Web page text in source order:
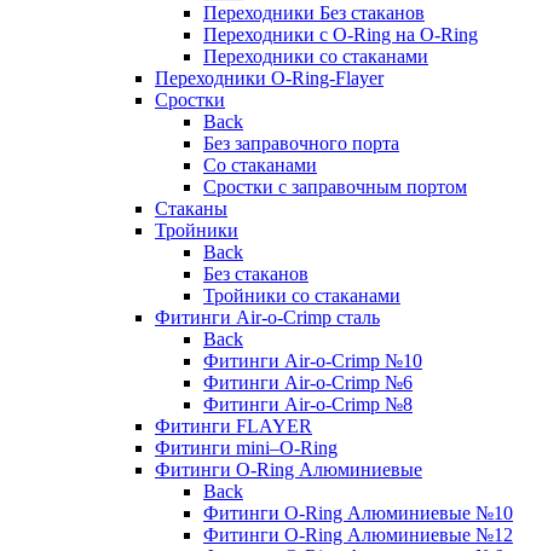
Переходники Без стаканов
Переходники с O-Ring на O-Ring
Переходники со стаканами
Переходники O-Ring-Flayer
Сростки
Back
Без заправочного порта
Со стаканами
Сростки с заправочным портом
Стаканы
Тройники
Back
Без стаканов
Тройники со стаканами
Фитинги Air-o-Crimp сталь
Back
Фитинги Air-o-Crimp №10
Фитинги Air-o-Crimp №6
Фитинги Air-o-Crimp №8
Фитинги FLAYER
Фитинги mini–O-Ring
Фитинги O-Ring Алюминиевые
Back
Фитинги O-Ring Алюминиевые №10
Фитинги O-Ring Алюминиевые №12